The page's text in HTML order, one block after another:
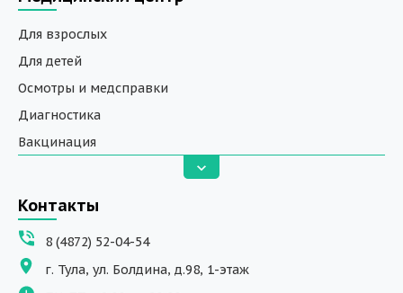
Для взрослых
Для детей
Осмотры и медсправки
Диагностика
Вакцинация
Вызов на дом
ДНК исследования
Программы обучения
Физиотерапия
Контакты
8 (4872) 52-04-54
г. Тула, ул. Болдина, д.98, 1-этаж